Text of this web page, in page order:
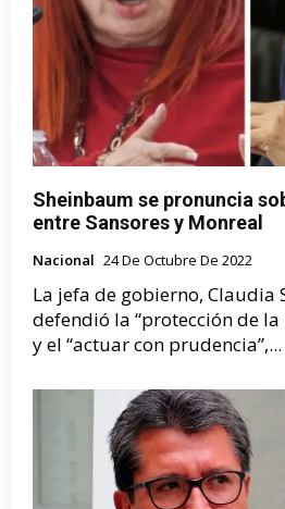
Sheinbaum se pronuncia
entre Sansores y Monreal
Nacional 24 De Octubre De 2022
La jefa de gobierno, Claudia
defendió la “protección de
y el “actuar con prudencia”,...